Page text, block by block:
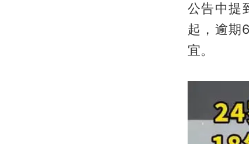
公告中提
起，逾期
宜。